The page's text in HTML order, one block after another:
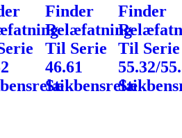
Finder
Relæfatning
Til Serie
46.61
Stikbensrelæ
Finder
Til Serie
55.32/